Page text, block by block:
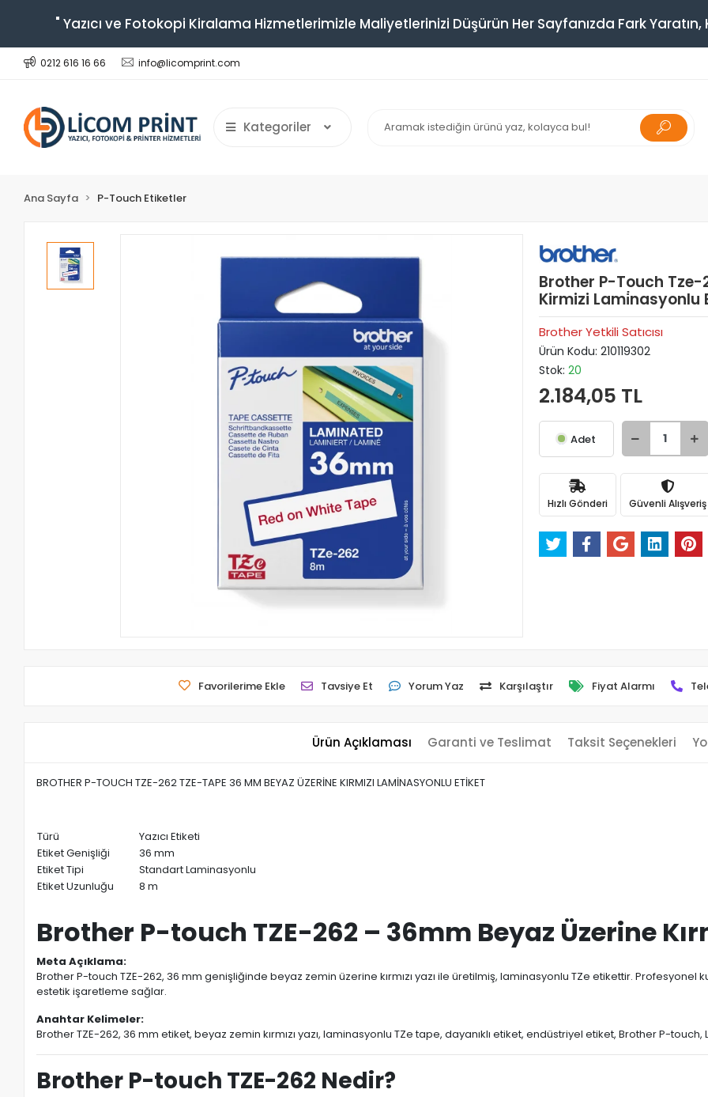
" Yazıcı ve Fotokopi Kiralama Hizmetlerimizle Maliyetlerinizi Düşürün Her Sayfanızda Fark Yaratın,
0212 616 16 66 info@licomprint.com
Kategoriler
Ana Sayfa P-Touch Etiketler
Brother P-Touch Tze-
Kirmizi Lami̇nasyonlu
Brother Yetkili Satıcısı
Ürün Kodu: 210119302
Stok: 20
2.184,05 TL
Adet
Hızlı Gönderi Güvenli Alışveriş
Favorilerime Ekle Tavsiye Et Yorum Yaz Karşılaştır Fiyat Alarmı
Ürün Açıklaması Garanti ve Teslimat Taksit Seçenekleri
BROTHER P-TOUCH TZE-262 TZE-TAPE 36 MM BEYAZ ÜZERİNE KIRMIZI LAMİNASYONLU ETİKET
Türü
Yazıcı Etiketi
Etiket Genişliği
36 mm
Etiket Tipi
Standart Laminasyonlu
Etiket Uzunluğu
8 m
Brother P-touch TZE-262 – 36mm Beyaz Üzerine
Meta Açıklama:
Brother P-touch TZE-262, 36 mm genişliğinde beyaz zemin üzerine kırmızı yazı ile üretilmiş, laminasyonlu TZe etikettir. Profesyonel
estetik işaretleme sağlar.
Anahtar Kelimeler:
Brother TZE-262, 36 mm etiket, beyaz zemin kırmızı yazı, laminasyonlu TZe tape, dayanıklı etiket, endüstriyel etiket, Brother P-touch,
Brother P-touch TZE-262 Nedir?